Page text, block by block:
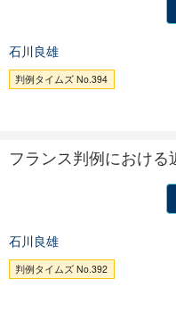
石川良雄
判例タイムズ No.394
フランス判例における
石川良雄
判例タイムズ No.392